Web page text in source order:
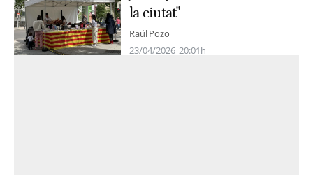
la ciutat"
Raúl Pozo
23/04/2026 20:01h